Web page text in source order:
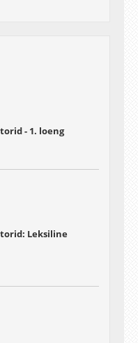
- 1. loeng
Leksiline